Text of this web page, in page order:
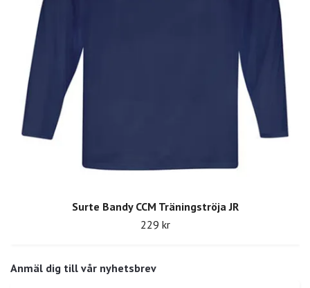
Anmäl dig till vår nyhetsbrev
Surte Bandy CCM Träningströja JR
229 kr